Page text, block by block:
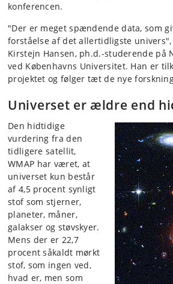
konferencen.
"Der er meget spændende data, som
forståelse af det allertidligste
Kirstejn Hansen, ph.d.-studerende på
ved Københavns Universitet. Han er
projektet og følger tæt de nye
Universet er ældre end
Den hidtidige
vurdering fra den
tidligere satellit,
WMAP har været, at
universet kun består
af 4,5 procent synligt
stof som stjerner,
planeter, måner,
galakser og støvskyer.
Mens der er 22,7
procent såkaldt mørkt
stof, som ingen ved,
hvad er, men som